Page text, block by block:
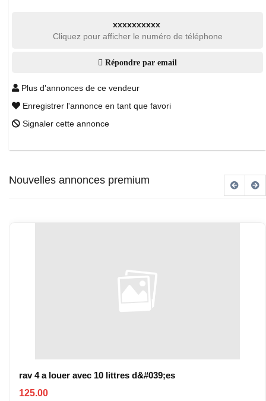
xxxxxxxxxx
Cliquez pour afficher le numéro de téléphone
Répondre par email
Plus d'annonces de ce vendeur
Enregistrer l'annonce en tant que favori
Signaler cette annonce
Nouvelles annonces premium
rav 4 a louer avec 10 littres d&#039;es
125.00